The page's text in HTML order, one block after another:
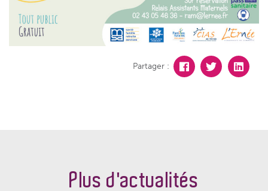
Partager :
Plus d'actualités